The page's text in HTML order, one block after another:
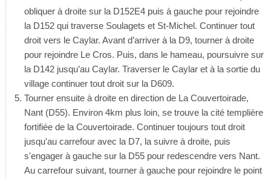
obliquer à droite sur la D152E4 puis à gauche pour rejoindre
la D152 qui traverse Soulagets et St-Michel. Continuer tout
droit vers le Caylar. Avant d’arriver à la D9, tourner à droite
pour rejoindre Le Cros. Puis, dans le hameau, poursuivre sur
la D142 jusqu’au Caylar. Traverser le Caylar et à la sortie du
village continuer tout droit sur la D609.
Tourner ensuite à droite en direction de La Couvertoirade,
Nant (D55). Environ 4km plus loin, se trouve la cité templière
fortifiée de la Couvertoirade. Continuer toujours tout droit
jusqu'au carrefour avec la D7, la suivre à droite, puis
s'engager à gauche sur la D55 pour redescendre vers Nant.
Au carrefour suivant, tourner à gauche pour rejoindre le point